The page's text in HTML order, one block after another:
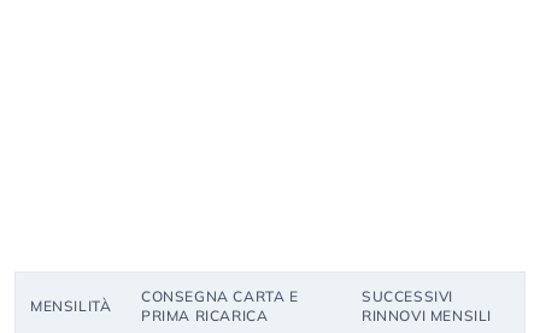
MENSILITÀ
CONSEGNA CARTA E
PRIMA RICARICA
SUCCESSIVI
RINNOVI MENSILI